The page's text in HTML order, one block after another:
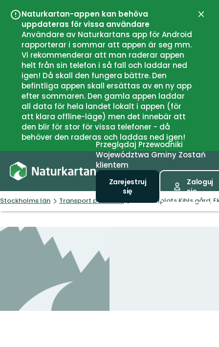
Naturkartan-appen kan behöva
uppdateras för vissa användare
Användare av Naturkartans app för Android
rapporterar i sommar att appen är seg mm.
Vi rekommenderar att man raderar appen
helt från sin telefon i så fall och laddar ned
igen! Då skall den fungera bättre. Den
befintliga appen skall ersättas av en ny app
efter sommaren. Den gamla appen laddar
all data för hela landet lokalt i appen (för
att klara offline-läge) men det innebär att
den blir för stor för vissa telefoner - då
behöver den raderas och laddas ned igen!
Przeglądaj Przewodniki
Województwa Gminy Zostań
klientem
Zarejestruj
się
Zaloguj
się
Stockholms län Transport publiczny Busshållplats Kihls gård,